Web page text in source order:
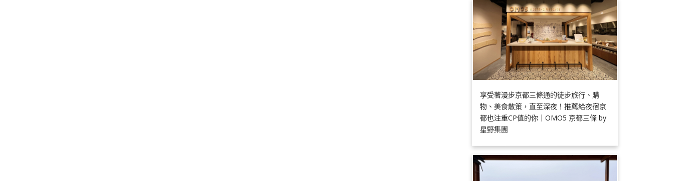
享受著漫步京都三條通的徒步旅行、購
物、美食散策，直至深夜！推薦給夜宿京
都也注重CP值的你｜OMO5 京都三條 by
星野集團